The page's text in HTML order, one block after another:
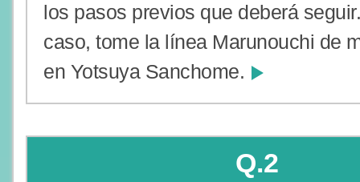
los pasos previos que deberá
caso, tome la línea Marunouchi de
en Yotsuya Sanchome.
Q.2